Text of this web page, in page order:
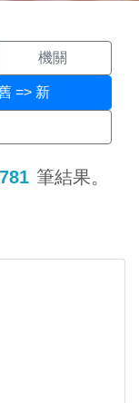
機關
=> 新
筆結果。